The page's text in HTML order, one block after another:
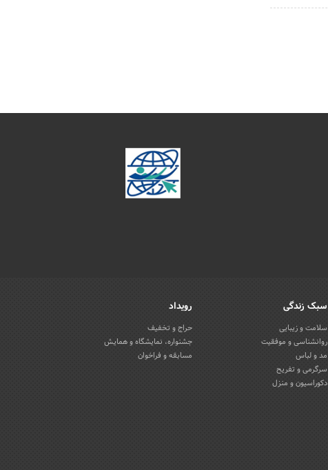
سبک زندگی
سلامت و زیبایی
روانشناسی و موفقیت
مد و لباس
سرگرمی و تفریح
دکوراسیون و منزل
رویداد
حراج و تخفیف
جشنواره، نمایشگاه و همایش
مسابقه و فراخوان